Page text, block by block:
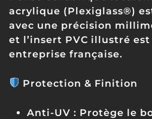
acrylique (Plexiglass®)
avec une précision
et l’insert PVC illustré
entreprise française.
Protection & Finition
Anti-UV : Protège le